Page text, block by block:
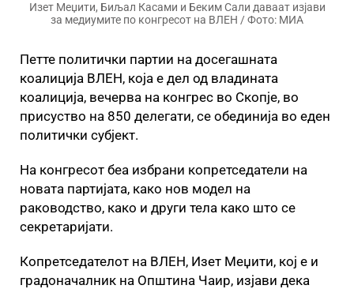
Изет Меџити, Биљал Касами и Беким Сали даваат изјави
за медиумите по конгресот на ВЛЕН / Фото: МИА
Петте политички партии на досегашната
коалиција ВЛЕН, која е дел од владината
коалиција, вечерва на конгрес во Скопје, во
присуство на 850 делегати, се обединија во еден
политички субјект.
На конгресот беа избрани копретседатели на
новата партијата, како нов модел на
раководство, како и други тела како што се
секретаријати.
Копретседателот на ВЛЕН, Изет Меџити, кој е и
градоначалник на Општина Чаир, изјави дека